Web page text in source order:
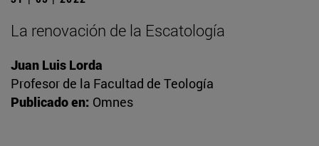
La renovación de la Escatología
Juan Luis Lorda
Profesor de la Facultad de Teología
Publicado en: Omnes